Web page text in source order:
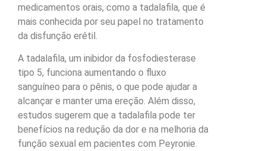
medicamentos orais, como a tadalafila, que é
mais conhecida por seu papel no tratamento
da disfunção erétil.
A tadalafila, um inibidor da fosfodiesterase
tipo 5, funciona aumentando o fluxo
sanguíneo para o pênis, o que pode ajudar a
alcançar e manter uma ereção. Além disso,
estudos sugerem que a tadalafila pode ter
benefícios na redução da dor e na melhoria da
função sexual em pacientes com Peyronie.